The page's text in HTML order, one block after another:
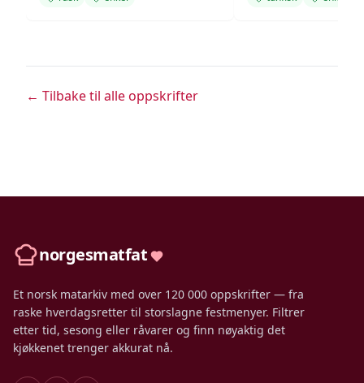
← Tilbake til alle oppskrifter
norgesmatfat
Et norsk matarkiv med over 120 000 oppskrifter — fra
raske hverdagsretter til storslagne festmenyer. Filtrer
etter tid, sesong eller råvarer og finn nøyaktig det
kjøkkenet trenger akkurat nå.